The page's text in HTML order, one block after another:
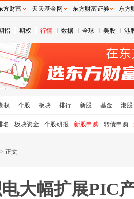
指 期权 行情 数据 全球 美股 港
权 个股 板块 排行 新股 基金 港股
名 板块资金 个股研报 新股申购 转债申购
> 正文
大幅扩展PIC
方财富 天天基金网 东方财富证券 东方